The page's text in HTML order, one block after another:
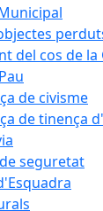
del cos de
de civisme
de tinença
seguretat